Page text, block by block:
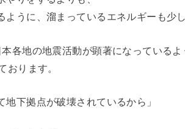
ように、溜まっているエネルギーも少
各地の地震活動が顕著になっているよ
おります。
地下拠点が破壊されているから」